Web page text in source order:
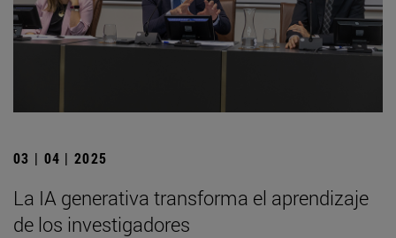
03 | 04 | 2025
La IA generativa transforma el aprendizaje
de los investigadores